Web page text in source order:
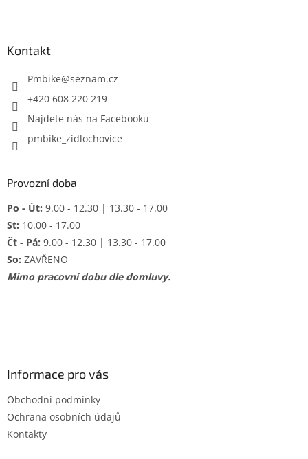
Kontakt
Pmbike@seznam.cz
+420 608 220 219
Najdete nás na Facebooku
pmbike_zidlochovice
Provozní doba
Po - Út: 9.00 - 12.30 | 13.30 - 17.00
St: 10.00 - 17.00
Čt - Pá: 9.00 - 12.30 | 13.30 - 17.00
So: ZAVŘENO
Mimo pracovní dobu dle domluvy.
Informace pro vás
Obchodní podmínky
Ochrana osobních údajů
Kontakty